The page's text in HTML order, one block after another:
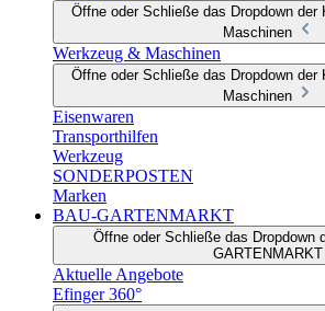
Öffne oder Schließe das Dropdown der
Maschinen
Werkzeug & Maschinen
Öffne oder Schließe das Dropdown der
Maschinen
Eisenwaren
Transporthilfen
Werkzeug
SONDERPOSTEN
Marken
BAU-GARTENMARKT
Öffne oder Schließe das Dropdown
GARTENMARKT
Aktuelle Angebote
Efinger 360°